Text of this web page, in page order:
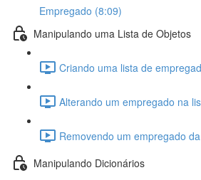
Empregado (8:09)
Manipulando uma Lista de Objetos
Criando uma lista de
Alterando um empregado na
Removendo um empregado
Manipulando Dicionários